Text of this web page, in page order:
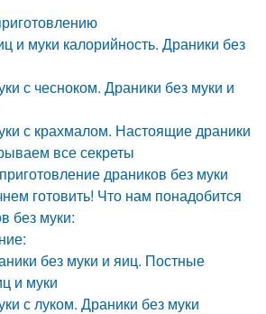
и муки калорийность. Драники без
с чесноком. Драники без муки и
с крахмалом. Настоящие драники
все секреты
драников без муки
готовить! Что нам понадобится
без муки:
без муки и яиц. Постные
и муки
с луком. Драники без муки